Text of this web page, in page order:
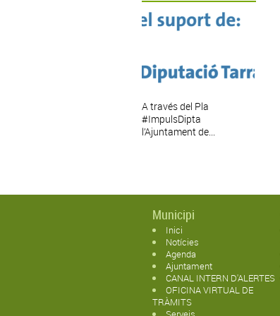
A través del Pla
#ImpulsDipta
l’Ajuntament de...
Municipi
Inici
Notícies
Agenda
Ajuntament
CANAL INTERN D'ALERTES
OFICINA VIRTUAL DE
TRÀMITS